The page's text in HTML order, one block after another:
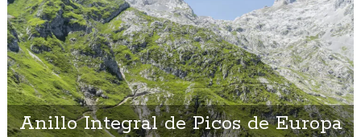
Anillo Integral de Picos de Europa